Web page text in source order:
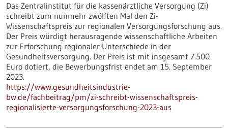
Das Zentralinstitut für die kassenärztliche Versorgung (Zi)
schreibt zum nunmehr zwölften Mal den Zi-
Wissenschaftspreis zur regionalen Versorgungsforschung aus.
Der Preis würdigt herausragende wissenschaftliche Arbeiten
zur Erforschung regionaler Unterschiede in der
Gesundheitsversorgung. Der Preis ist mit insgesamt 7.500
Euro dotiert, die Bewerbungsfrist endet am 15. September
2023.
https://www.gesundheitsindustrie-
bw.de/fachbeitrag/pm/zi-schreibt-wissenschaftspreis-
regionalisierte-versorgungsforschung-2023-aus